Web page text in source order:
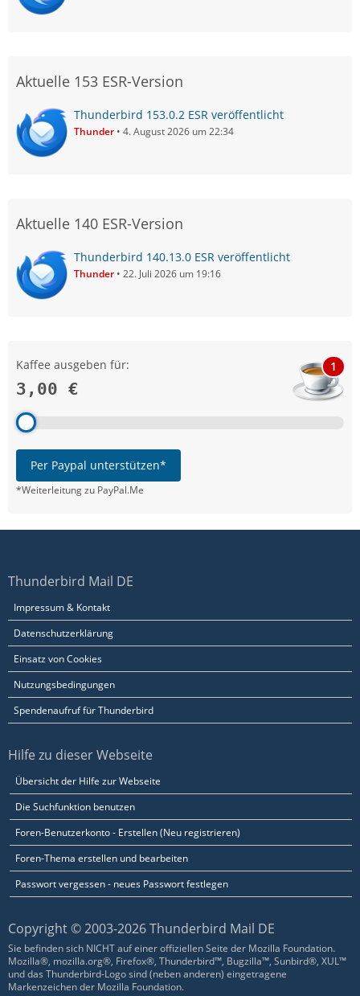
Aktuelle 153 ESR-Version
Thunderbird 153.0.2 ESR veröffentlicht
Thunder 4. August 2026 um 22:34
Aktuelle 140 ESR-Version
Thunderbird 140.13.0 ESR veröffentlicht
Thunder 22. Juli 2026 um 19:16
Kaffee ausgeben für:
3,00 €
1
Per Paypal unterstützen*
*Weiterleitung zu PayPal.Me
Thunderbird Mail DE
Impressum & Kontakt
Datenschutzerklärung
Einsatz von Cookies
Nutzungsbedingungen
Spendenaufruf für Thunderbird
Hilfe zu dieser Webseite
Übersicht der Hilfe zur Webseite
Die Suchfunktion benutzen
Foren-Benutzerkonto - Erstellen (Neu registrieren)
Foren-Thema erstellen und bearbeiten
Passwort vergessen - neues Passwort festlegen
Copyright © 2003-2026 Thunderbird Mail DE
Sie befinden sich NICHT auf einer offiziellen Seite der Mozilla Foundation.
Mozilla®, mozilla.org®, Firefox®, Thunderbird™, Bugzilla™, Sunbird®, XUL™
und das Thunderbird-Logo sind (neben anderen) eingetragene
Markenzeichen der Mozilla Foundation.